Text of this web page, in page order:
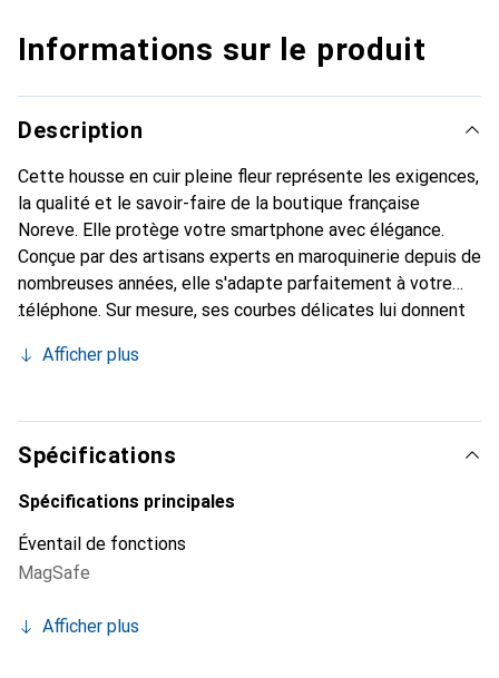
Informations sur le produit
Description
Cette housse en cuir pleine fleur représente les exigences,
la qualité et le savoir-faire de la boutique française
Noreve. Elle protège votre smartphone avec élégance.
Conçue par des artisans experts en maroquinerie depuis de
nombreuses années, elle s'adapte parfaitement à votre
téléphone. Sur mesure, ses courbes délicates lui donnent
et indispensable de votre smartphone. Reconnaître
marque Noreve est un choix sûr pour une clientèle
exigeante.
Afficher plus
Spécifications
Spécifications principales
Éventail de fonctions
MagSafe
Afficher plus